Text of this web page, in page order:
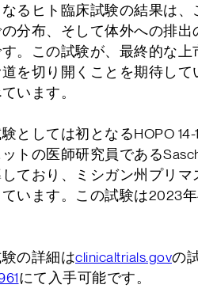
なるヒト臨床試験の結果は
分布、そして体外への排出
。この試験が、最終的な
を切り開くことを期待して
います。
としては初となるHOPO 14-
トの医師研究員である
ており、ミシガン州プリマ
います。この試験は2023
の詳細はclinicaltrials.govの
にて入手可能です。
、確認後3営業日以内に担
ですが再度お問い合わせい